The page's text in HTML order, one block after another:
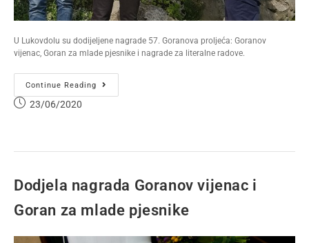
U Lukovdolu su dodijeljene nagrade 57. Goranova proljeća: Goranov
vijenac, Goran za mlade pjesnike i nagrade za literalne radove.
Continue Reading
23/06/2020
Dodjela nagrada Goranov vijenac i
Goran za mlade pjesnike